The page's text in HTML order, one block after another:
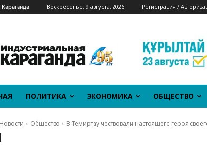
Караганда Воскресенье, 9 августа, 2026 Регистрация /
ПОЛИТИКА ЭКОНОМИКА ОБЩЕСТВО
Новости Общество В Темиртау чествовали настоящего героя